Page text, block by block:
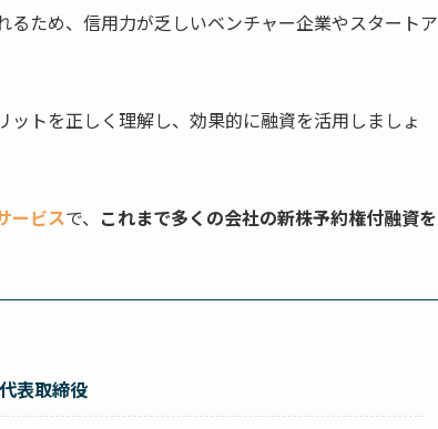
ため、信用力が乏しいベンチャー企業やスタートア
トを正しく理解し、効果的に融資を活用しましょ
ービスで、 これまで多くの会社の新株予約権付融資を
表取締役